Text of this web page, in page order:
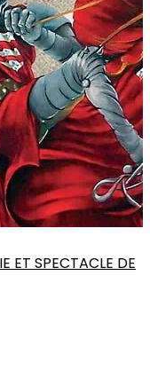
ET SPECTACLE DE